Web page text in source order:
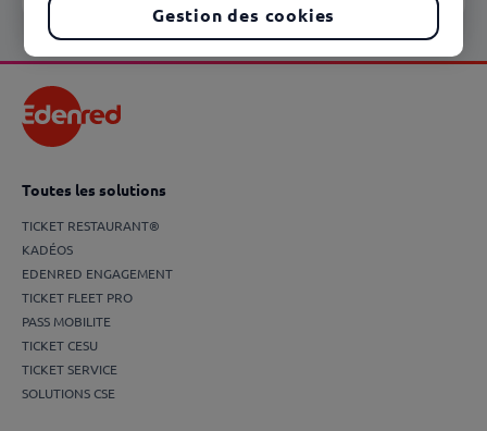
Toutes les solutions
TICKET RESTAURANT®
KADÉOS
EDENRED ENGAGEMENT
TICKET FLEET PRO
PASS MOBILITE
TICKET CESU
TICKET SERVICE
SOLUTIONS CSE
Gestion des cookies